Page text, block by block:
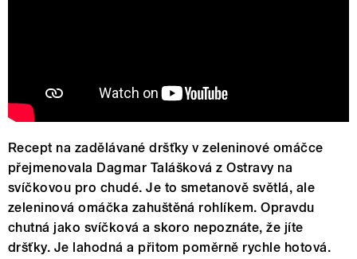
Recept na zadělávané dršťky v zeleninové omáčce
přejmenovala Dagmar Talášková z Ostravy na
svíčkovou pro chudé. Je to smetanově světlá, ale
zeleninová omáčka zahuštěná rohlíkem. Opravdu
chutná jako svíčková a skoro nepoznáte, že jíte
dršťky. Je lahodná a přitom poměrně rychle hotová.